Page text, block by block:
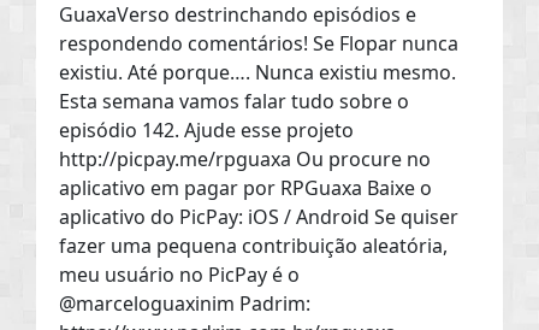
GuaxaVerso destrinchando episódios e
respondendo comentários! Se Flopar nunca
existiu. Até porque…. Nunca existiu mesmo.
Esta semana vamos falar tudo sobre o
episódio 142. Ajude esse projeto
http://picpay.me/rpguaxa Ou procure no
aplicativo em pagar por RPGuaxa Baixe o
aplicativo do PicPay: iOS / Android Se quiser
fazer uma pequena contribuição aleatória,
meu usuário no PicPay é o
@marceloguaxinim Padrim: